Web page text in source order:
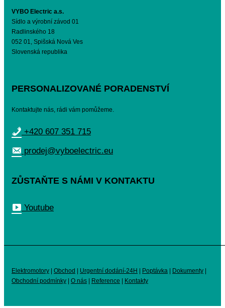
VYBO Electric a.s.
Sídlo a výrobní závod 01
Radlinského 18
052 01, Spišská Nová Ves
Slovenská republika
PERSONALIZOVANÉ PORADENSTVÍ
Kontaktujte nás, rádi vám pomůžeme.
+420 607 351 715
prodej@vyboelectric.eu
ZŮSTAŇTE S NÁMI V KONTAKTU
Youtube
Elektromotory | Obchod | Urgentní dodání-24H | Poptávka | Dokumenty |
Obchodní podmínky | O nás | Reference | Kontakty